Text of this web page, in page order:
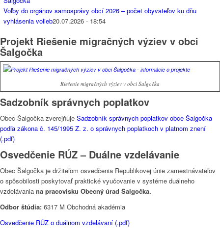
Voľby do orgánov samosprávy obcí 2026 – počet obyvateľov ku dňu
vyhlásenia volieb20.07.2026 - 18:54
Projekt Riešenie migračných výziev v obci
Šalgočka
Riešenie migračných výziev v obci Šalgočka
Sadzobník správnych poplatkov
Obec Šalgočka zverejňuje Sadzobník správnych poplatkov obce Šalgočka
podľa zákona č. 145/1995 Z. z. o správnych poplatkoch v platnom znení
(.pdf)
Osvedčenie RÚZ – Duálne vzdelávanie
Obec Šalgočka je držiteľom osvedčenia Republikovej únie zamestnávateľov
o spôsobilosti poskytovať praktické vyučovanie v systéme duálneho
vzdelávania na pracovisku Obecný úrad Šalgočka.
Odbor štúdia: 6317 M Obchodná akadémia
Osvedčenie RÚZ o duálnom vzdelávaní (.pdf)